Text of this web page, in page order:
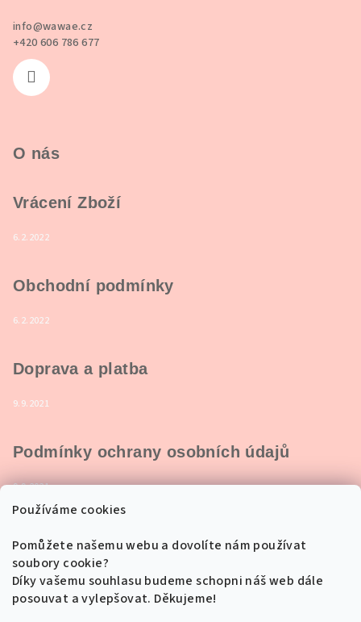
Používáme cookies
Pomůžete našemu webu a dovolíte nám používat
soubory cookie?
Díky vašemu souhlasu budeme schopni náš web dále
posouvat a vylepšovat. Děkujeme!
info@wawae.cz
+420 606 786 677
O nás
Vrácení Zboží
6.2.2022
Obchodní podmínky
6.2.2022
Doprava a platba
9.9.2021
Podmínky ochrany osobních údajů
9.9.2021
Přijímáme online platby